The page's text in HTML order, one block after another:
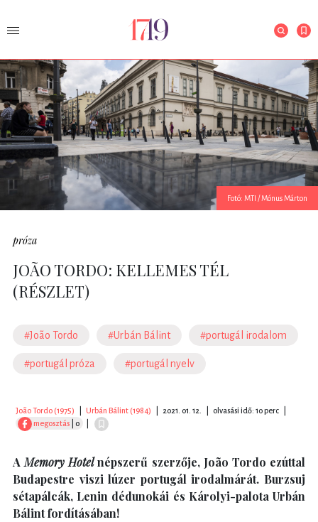
Fotó: MTI / Mónus Márton
próza
JOÃO TORDO: KELLEMES TÉL
(RÉSZLET)
#João Tordo #Urbán Bálint #portugál irodalom
#portugál próza #portugál nyelv
João Tordo (1975) Urbán Bálint (1984) 2021. 01. 12. olvasási idő: 10 perc
megosztás | 0
AMemory Hotelnépszerű szerzője, João Tordo ezúttal
Budapestre viszi lúzer portugál irodalmárát. Burzsuj
sétapálcák, Lenin dédunokái és Károlyi-palota Urbán
Bálint fordításában!